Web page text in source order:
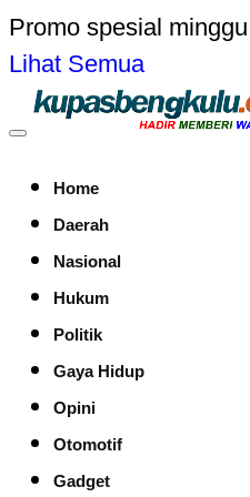
Promo spesial
Lihat Semua
Home
Daerah
Nasional
Hukum
Politik
Gaya Hidup
Opini
Otomotif
Gadget